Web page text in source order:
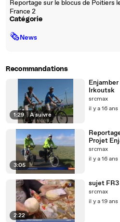
Reportage sur le blocus de Poitiers
France 2
Catégorie
🗞News
Recommandations
1:29 | À suivre
Irkoutsk
srcmax
il y a 16 ans
3:05
Reportage
Projet
srcmax
il y a 16 ans
2:22
sujet
srcmax
il y a 19 ans